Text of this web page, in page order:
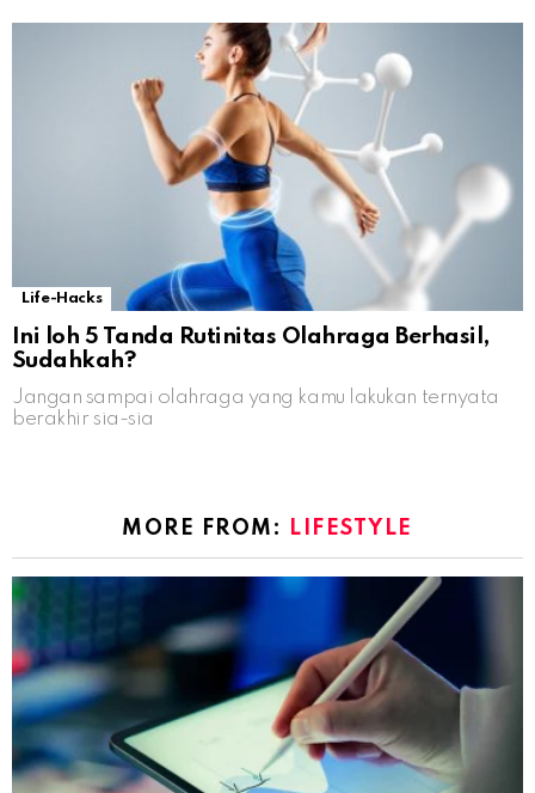
Life-Hacks
Ini loh 5 Tanda Rutinitas Olahraga Berhasil,
Sudahkah?
Jangan sampai olahraga yang kamu lakukan ternyata
berakhir sia-sia
MORE FROM: LIFESTYLE